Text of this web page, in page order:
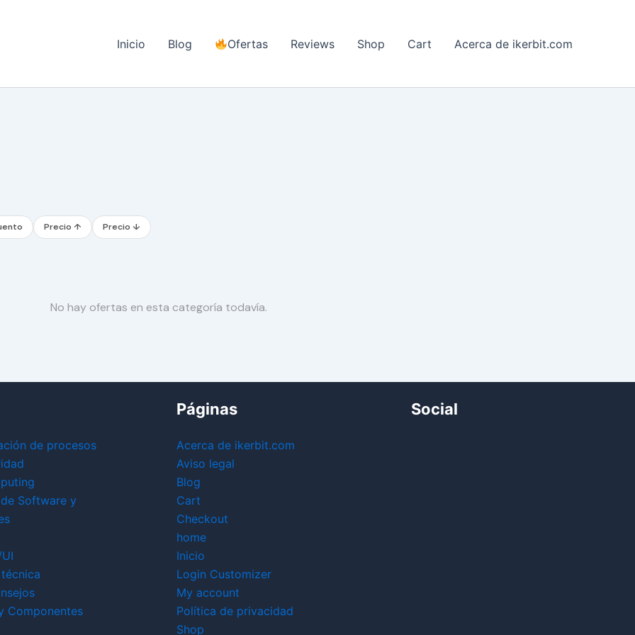
Inicio Blog Ofertas Reviews Shop Cart Acerca de ikerbit.com
Precio ↑ Precio ↓
No hay ofertas en esta categoría todavía.
de procesos
Software y
Componentes
Páginas
Acerca de ikerbit.com
Aviso legal
Blog
Cart
Checkout
home
Inicio
Login Customizer
My account
Política de privacidad
Shop
Social